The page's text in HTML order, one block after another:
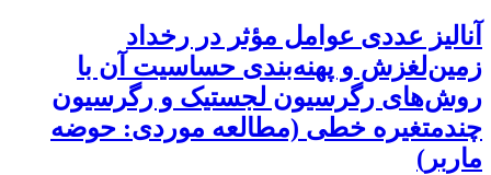
آنالیز عددی عوامل مؤثر در رخداد
زمین‌لغزش و پهنه‌بندی حساسیت آن با
روش‌های رگرسیون لجستیک ‏و رگرسیون
چندمتغیره خطی (مطالعه موردی: حوضه
ماربر)‏‏